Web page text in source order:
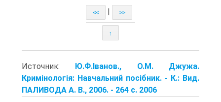
<< >>
↑
Источник: Ю.Ф.Іванов., О.М. Джужа.
Кримінологія: Навчальний посібник. - К.: Вид.
ПАЛИВОДА А. В., 2006. - 264 с. 2006